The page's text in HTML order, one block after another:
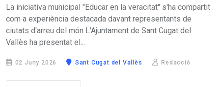
La iniciativa municipal "Educar en la veracitat" s'ha compartit
com a experiència destacada davant representants de
ciutats d'arreu del món L'Ajuntament de Sant Cugat del
Vallès ha presentat el...
02 Juny 2026 Sant Cugat del Vallès Redacció